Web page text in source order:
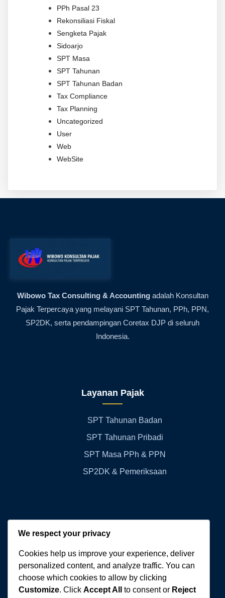
PPh Pasal 23
Rekonsiliasi Fiskal
Sengketa Pajak
Sidoarjo
SPT Masa
SPT Tahunan
SPT Tahunan Badan
Tax Compliance
Tax Planning
Uncategorized
User
Web
WebSite
Wibowo Tax Consulting & Accountingadalah Konsultan
Pajak Terpercaya yang melayani SPT Tahunan, PPh, PPN,
SP2DK, serta pendampingan Coretax DJP di seluruh
Indonesia.
Layanan Pajak
SPT Tahunan Badan
SPT Tahunan Pribadi
SPT Masa PPh & PPN
SP2DK & Pemeriksaan
Kontak Kami
WA:+62 811-3060-770
Email:cvwibowoberkah@gmail.com
We respect your privacy
Cookies help us improve your experience, deliver
personalized content, and analyze traffic. You can
choose which cookies to allow by clicking
Customize. Click Accept All to consent or Reject